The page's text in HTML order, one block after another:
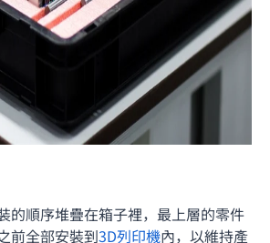
的順序堆疊在箱子裡，最上層的零件
前全部安裝到3D列印機內，以維持產